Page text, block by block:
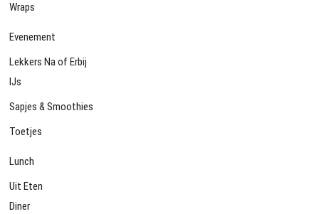
Wraps
Evenement
Lekkers Na of Erbij
IJs
Sapjes & Smoothies
Toetjes
Lunch
Uit Eten
Diner